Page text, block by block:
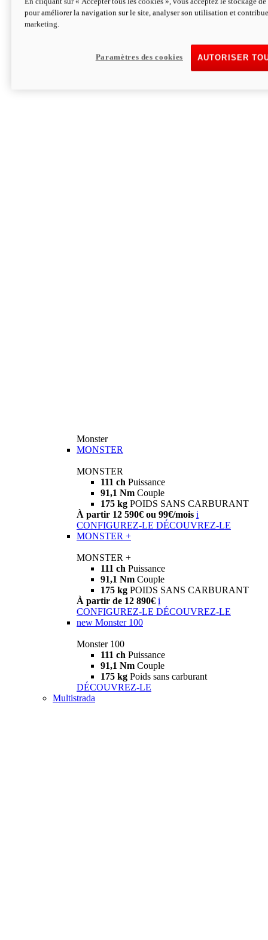
Hypermotard V2 SP 100
Découvrez-le
Monster
MONSTER
MONSTER
111 ch Puissance
91,1 Nm Couple
175 kg POIDS SANS CARBURANT
À partir 12 590€ ou 99€/mois i
CONFIGUREZ-LE DÉCOUVREZ-LE
MONSTER +
MONSTER +
111 ch Puissance
91,1 Nm Couple
175 kg POIDS SANS CARBURANT
À partir de 12 890€ i
CONFIGUREZ-LE DÉCOUVREZ-LE
new Monster 100
Monster 100
111 ch Puissance
91,1 Nm Couple
175 kg Poids sans carburant
DÉCOUVREZ-LE
Multistrada
pour améliorer la navigation sur le site, analyser son utilisation et
marketing.
AUTORISER
Paramètres des cookies